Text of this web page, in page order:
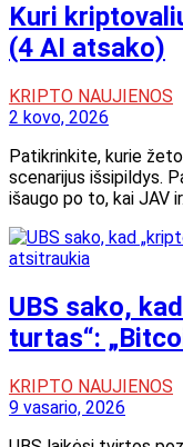
Kuri
(4 AI atsako)
KRIPTO NAUJIENOS
2 kovo, 2026
Patikrinkite, kurie
scenarijus išsipildys.
išaugo po to, kai JAV
UBS sako,
turtas“:
KRIPTO NAUJIENOS
9 vasario, 2026